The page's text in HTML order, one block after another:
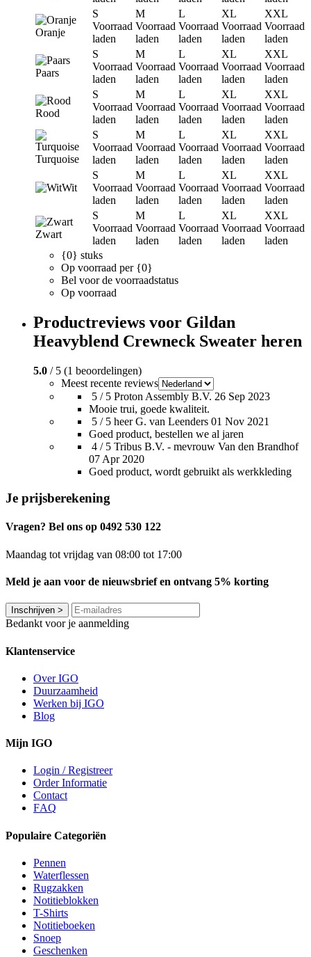
Oranje
S
Voorraad
laden
M
Voorraad
laden
L
Voorraad
laden
XL
Voorraad
laden
XXL
Voorraad
laden
Paars
S
Voorraad
laden
M
Voorraad
laden
L
Voorraad
laden
XL
Voorraad
laden
XXL
Voorraad
laden
Rood
S
Voorraad
laden
M
Voorraad
laden
L
Voorraad
laden
XL
Voorraad
laden
XXL
Voorraad
laden
Turquoise
S
Voorraad
laden
M
Voorraad
laden
L
Voorraad
laden
XL
Voorraad
laden
XXL
Voorraad
laden
Wit
S
Voorraad
laden
M
Voorraad
laden
L
Voorraad
laden
XL
Voorraad
laden
XXL
Voorraad
laden
Zwart
S
Voorraad
laden
M
Voorraad
laden
L
Voorraad
laden
XL
Voorraad
laden
XXL
Voorraad
laden
{0} stuks
Op voorraad per {0}
Bel voor de voorraadstatus
Op voorraad
Productreviews voor Gildan
Heavyblend Crewneck Sweater heren
5.0 / 5 (1 beoordelingen)
Meest recente reviews
5 / 5 Proton Assembly B.V. 26 Sep 2023
Mooie trui, goede kwaliteit.
5 / 5 heer G. van Leenders 01 Nov 2021
Goed product, bestellen we al jaren
4 / 5 Tribus B.V. - mevrouw Van den Brandhof
07 Apr 2020
Goed product, wordt gebruikt als werkkleding
Je prijsberekening
Vragen? Bel ons op 0492 530 122
Maandag tot vrijdag van 08:00 tot 17:00
Meld je aan voor de nieuwsbrief en ontvang 5% korting
Inschrijven >
Bedankt voor je aanmelding
Klantenservice
Over IGO
Duurzaamheid
Werken bij IGO
Blog
Mijn IGO
Login / Registreer
Order Informatie
Contact
FAQ
Populaire Categoriën
Pennen
Waterflessen
Rugzakken
Notitieblokken
T-Shirts
Notitieboeken
Snoep
Geschenken